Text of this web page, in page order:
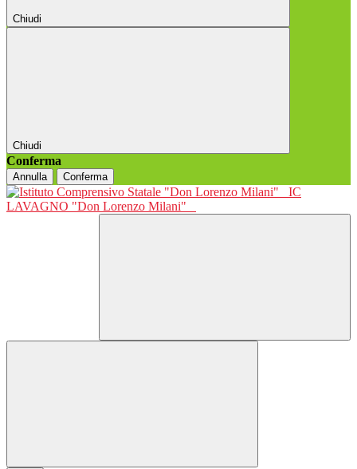
Chiudi
Chiudi
Conferma
Annulla Conferma
IC
LAVAGNO "Don Lorenzo Milani"